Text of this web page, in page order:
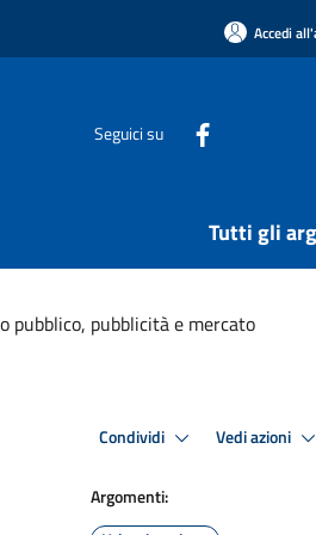
Accedi
Seguici su
Tutti gli
pubblico, pubblicità e mercato
Condividi Vedi azioni
Argomenti: